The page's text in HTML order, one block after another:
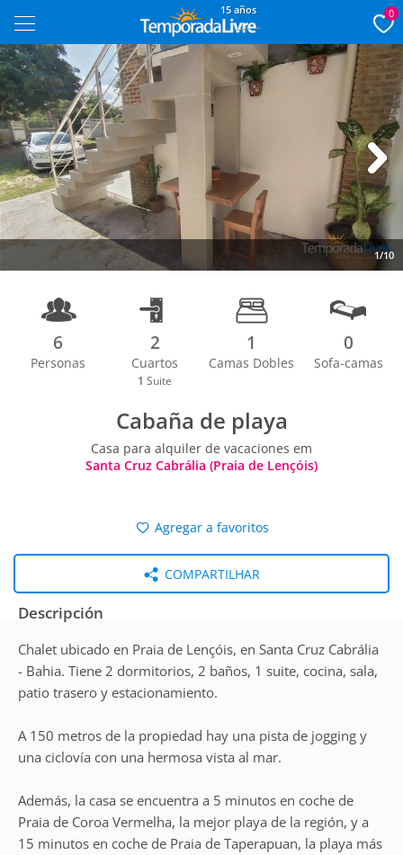
15 años 0
1/10
Next
6
Personas
2
Cuartos
1 Suite
1
Camas Dobles
0
Sofa-camas
Cabaña de playa
Casa para alquiler de vacaciones em
Santa Cruz Cabrália (Praia de Lençóis)
Agregar a favoritos
COMPARTILHAR
Descripción
Chalet ubicado en Praia de Lençóis, en Santa Cruz Cabrália
- Bahia. Tiene 2 dormitorios, 2 baños, 1 suite, cocina, sala,
patio trasero y estacionamiento.
A 150 metros de la propiedad hay una pista de jogging y
una ciclovía con una hermosa vista al mar.
Además, la casa se encuentra a 5 minutos en coche de
Praia de Coroa Vermelha, la mejor playa de la región, y a
15 minutos en coche de Praia de Taperapuan, la playa más